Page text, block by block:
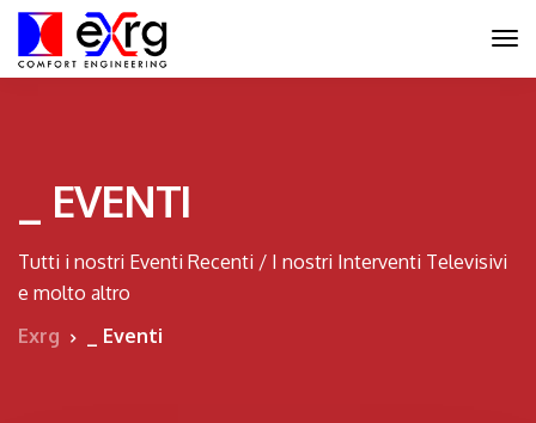
_ EVENTI
Tutti i nostri Eventi Recenti / I nostri Interventi Televisivi
e molto altro
Exrg
_ Eventi